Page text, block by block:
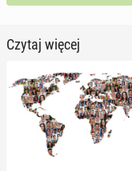
Czytaj więcej